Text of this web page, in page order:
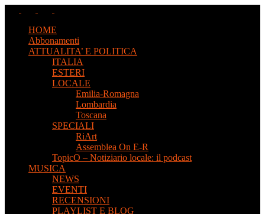
HOME
Abbonamenti
ATTUALITA’ E POLITICA
ITALIA
ESTERI
LOCALE
Emilia-Romagna
Lombardia
Toscana
SPECIALI
RiArt
Assemblea On E-R
TopicO – Notiziario locale: il podcast
MUSICA
NEWS
EVENTI
RECENSIONI
PLAYLIST E BLOG